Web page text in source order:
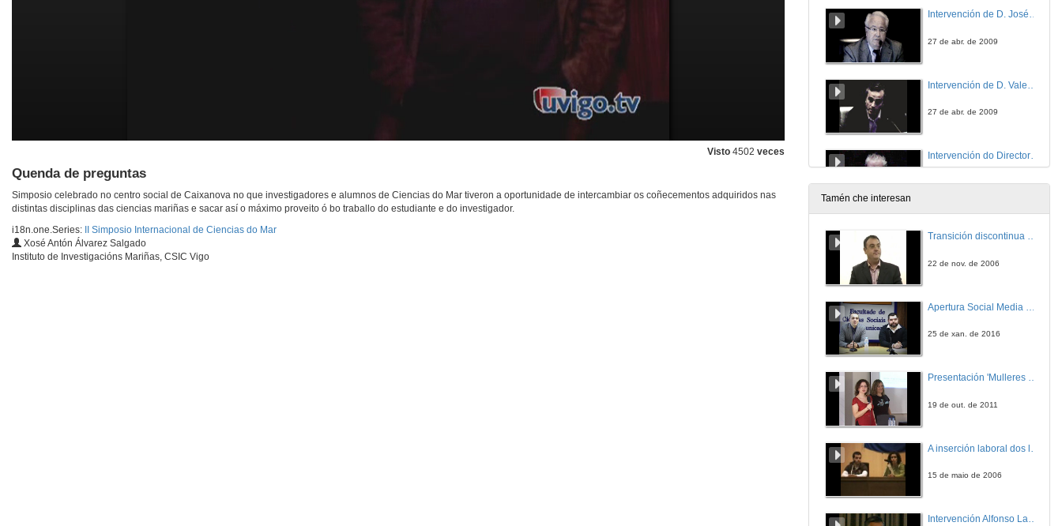
Visto 4502 veces
Quenda de preguntas
Simposio celebrado no centro social de Caixanova no que investigadores e alumnos de Ciencias do Mar tiveron a oportunidade de intercambiar os coñecementos adquiridos nas
distintas disciplinas das ciencias mariñas e sacar así o máximo proveito ó bo traballo do estudiante e do investigador.
i18n.one.Series:
II Simposio Internacional de Ciencias do Mar
Xosé Antón Álvarez Salgado
Instituto de Investigacións Mariñas, CSIC Vigo
Intervención de D. José Martínez
27 de abr. de 2009
27 de abr. de 2009
Intervención do Director do Parque Nacional Illas Atlanticas
27 de abr. de 2009
Tamén che interesan
Transición discontinua de partículas de microgel termosensible
22 de nov. de 2006
25 de xan. de 2016
Presentación 'Mulleres no software libre'
19 de out. de 2011
15 de maio de 2006
Intervención Alfonso Lago Ferreiro